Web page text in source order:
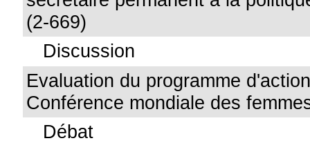
(2-669)
Discussion
Evaluation du programme
Conférence mondiale des
Débat